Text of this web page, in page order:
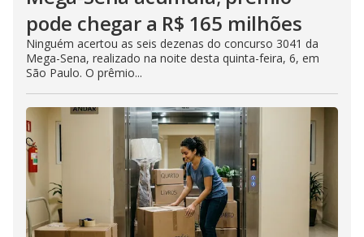
pode chegar a R$ 165 milhões
Ninguém acertou as seis dezenas do concurso 3041 da
Mega-Sena, realizado na noite desta quinta-feira, 6, em
São Paulo. O prêmio...